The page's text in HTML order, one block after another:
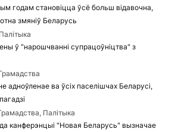
годам становіцца ўсё больш відавочна,
змяніў Беларусь
Палітыка
ў "нарошчванні супрацоўніцтва" з
адноўленае ва ўсіх паселішчах Беларусі,
Палітыка
канферэнцыі "Новая Беларусь" вызначае